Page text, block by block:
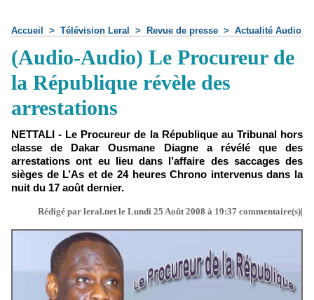
Accueil > Télévision Leral > Revue de presse > Actualité Audio
(Audio-Audio) Le Procureur de
la République révèle des
arrestations
NETTALI - Le Procureur de la République au Tribunal hors
classe de Dakar Ousmane Diagne a révélé que des
arrestations ont eu lieu dans l’affaire des saccages des
sièges de L’As et de 24 heures Chrono intervenus dans la
nuit du 17 août dernier.
Rédigé par leral.net le Lundi 25 Août 2008 à 19:37 commentaire(s)|